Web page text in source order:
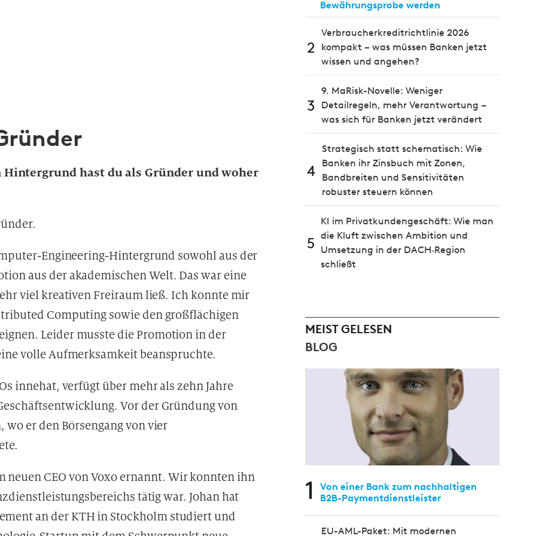
hast du als Gründer und woher
Engineering-Hintergrund sowohl aus der
aus der akademischen Welt. Das war eine
viel kreativen Freiraum ließ. Ich konnte mir
Computing sowie den großflächigen
Leider musste die Promotion in der
volle Aufmerksamkeit beanspruchte.
innehat, verfügt über mehr als zehn Jahre
Vor der Gründung von
er den Börsengang von vier
neuen CEO von Voxo ernannt. Wir konnten ihn
tätig war. Johan hat
an der KTH in Stockholm studiert und
Bewährungsprobe werden
2
Verbraucherkreditrichtlinie 2026
kompakt – was müssen Banken jetzt
wissen und angehen?
3
9. MaRisk-Novelle: Weniger
Detailregeln, mehr Verantwortung –
was sich für Banken jetzt verändert
4
Strategisch statt schematisch: Wie
Banken ihr Zinsbuch mit Zonen,
Bandbreiten und Sensitivitäten
robuster steuern können
5
KI im Privatkundengeschäft: Wie man
die Kluft zwischen Ambition und
Umsetzung in der DACH‑Region
schließt
MEIST GELESEN
BLOG
1
Von einer Bank zum nachhaltigen
B2B-Paymentdienstleister
EU-AML-Paket: Mit modernen